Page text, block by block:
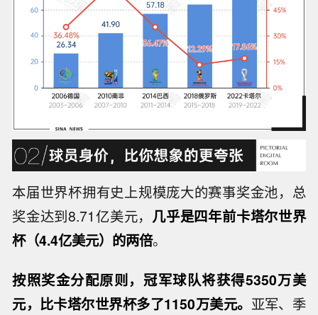
本届世界杯拥有史上规模庞大的赛事奖金池，总
奖金达到8.71亿美元， 几乎是四年前卡塔尔世界
杯（4.4亿美元）的两倍。
按照奖金分配原则，冠军球队将获得5350万美
元，比卡塔尔世界杯多了1150万美元。 亚军、季